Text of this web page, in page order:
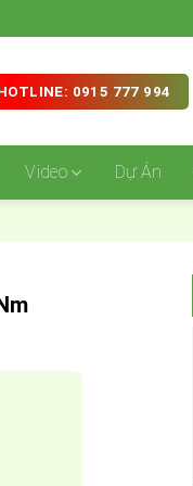
0915 777 994
Video Dự Án